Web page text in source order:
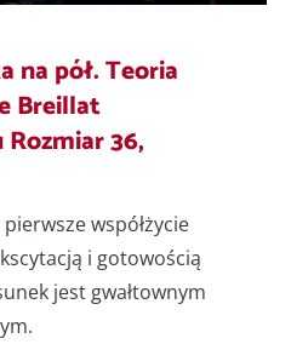
na pół. Teoria
Breillat
36,
współżycie
i gotowością
jest gwałtownym